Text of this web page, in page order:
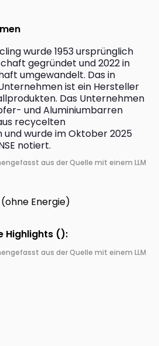
wurde 1953 ursprünglich
gegründet und 2022 in
umgewandelt. Das in
ist ein Hersteller
Das Unternehmen
und Aluminiumbarren
recycelten
wurde im Oktober 2025
notiert.
aus der Quelle mit einem LLM
Energie)
Highlights ():
aus der Quelle mit einem LLM